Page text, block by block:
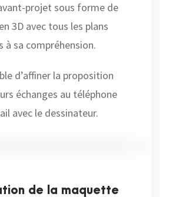
projet sous forme de
3D avec tous les plans
à sa compréhension.
d’affiner la proposition
échanges au téléphone
avec le dessinateur.
de la maquette